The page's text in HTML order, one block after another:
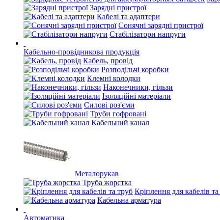
Зарядні пристрої
Кабелі та адаптери
Сонячні зарядні пристрої
Стабілізатори напруги
Кабельно-провідникова продукція
Кабель, провід
Розподільчі коробки
Клемні колодки
Наконечники, гільзи
Ізоляційні матеріали
Силові роз'єми
Труби гофровані
Кабельний канал
Металорукав
Труба жорстка
Кріплення для кабелів
Кабельна арматура
Автоматика